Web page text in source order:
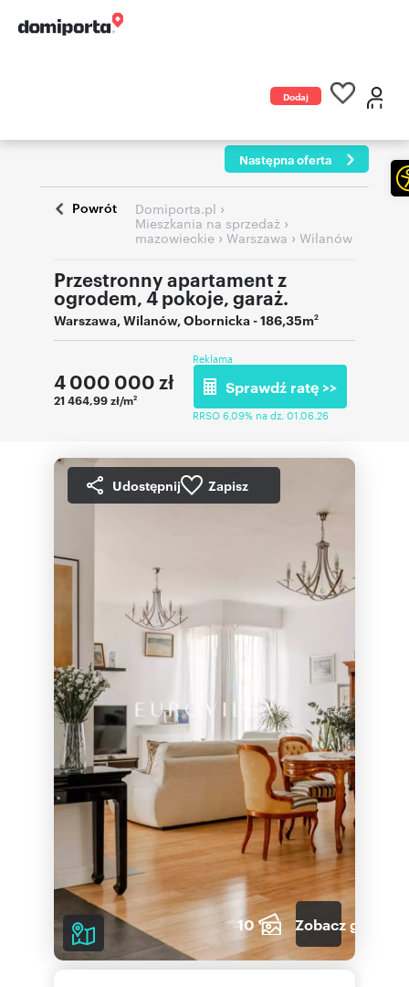
Dodaj
Następna oferta
Powrót Domiporta.pl ›
Mieszkania na sprzedaż ›
mazowieckie › Warszawa › Wilanów
Przestronny apartament z
ogrodem, 4 pokoje, garaż.
Warszawa,Wilanów,Obornicka- 186,35m2
4 000 000 zł
21 464,99 zł/m2
Reklama
Sprawdź ratę >>
RRSO 6,09% na dz. 01.06.26
Udostępnij Zapisz
10 Zobacz galerię